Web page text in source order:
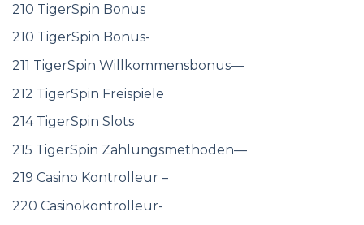
210 TigerSpin Bonus
210 TigerSpin Bonus-
211 TigerSpin Willkommensbonus—
212 TigerSpin Freispiele
214 TigerSpin Slots
215 TigerSpin Zahlungsmethoden—
219 Casino Kontrolleur –
220 Casinokontrolleur-